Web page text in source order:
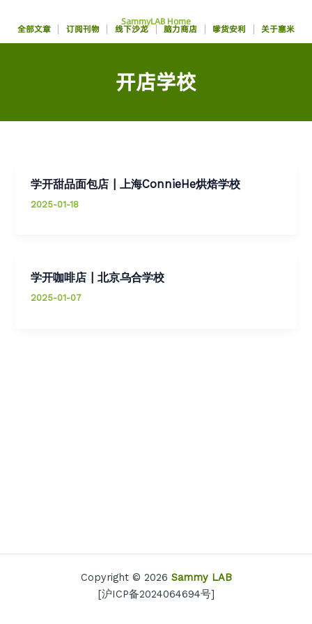
内
SammyLAB Home
全部文章 订阅刊物 线下沙龙 脑力商店 嗲货安利 关于塞米
开店学校
学开甜品面包店 | 上海ConnieHe烘焙学校
2025-01-18
学开咖啡店 | 北京乌合学校
2025-01-07
Copyright © 2026 Sammy LAB
[沪ICP备2024064694号]